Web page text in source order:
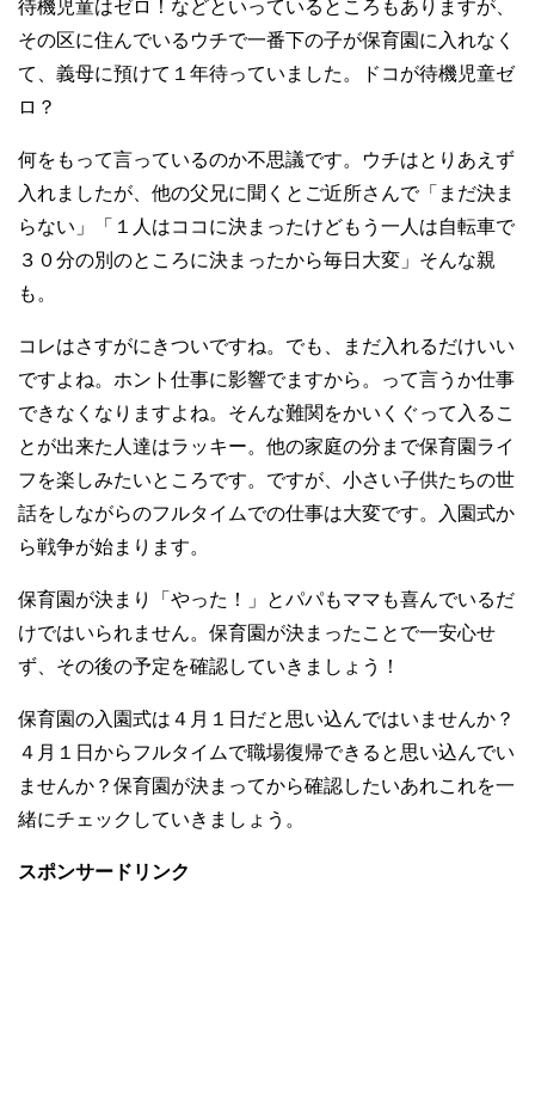
待機児童はゼロ！などといっているところもありますが、
その区に住んでいるウチで一番下の子が保育園に入れなく
て、義母に預けて１年待っていました。ドコが待機児童ゼ
ロ？
何をもって言っているのか不思議です。ウチはとりあえず
入れましたが、他の父兄に聞くとご近所さんで「まだ決ま
らない」「１人はココに決まったけどもう一人は自転車で
３０分の別のところに決まったから毎日大変」そんな親
も。
コレはさすがにきついですね。でも、まだ入れるだけいい
ですよね。ホント仕事に影響でますから。って言うか仕事
できなくなりますよね。そんな難関をかいくぐって入るこ
とが出来た人達はラッキー。他の家庭の分まで保育園ライ
フを楽しみたいところです。ですが、小さい子供たちの世
話をしながらのフルタイムでの仕事は大変です。入園式か
ら戦争が始まります。
保育園が決まり「やった！」とパパもママも喜んでいるだ
けではいられません。保育園が決まったことで一安心せ
ず、その後の予定を確認していきましょう！
保育園の入園式は４月１日だと思い込んではいませんか？
４月１日からフルタイムで職場復帰できると思い込んでい
ませんか？保育園が決まってから確認したいあれこれを一
緒にチェックしていきましょう。
スポンサードリンク